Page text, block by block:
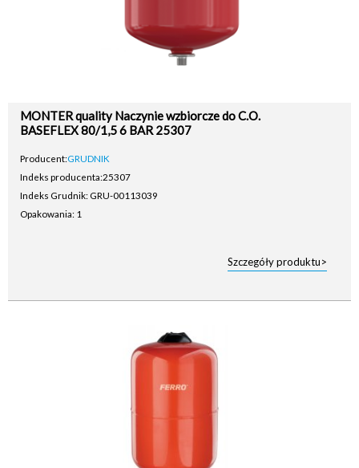
MONTER quality Naczynie wzbiorcze do C.O.
BASEFLEX 80/1,5 6 BAR 25307
Producent:GRUDNIK
Indeks producenta:25307
Indeks Grudnik: GRU-00113039
Opakowania: 1
Szczegóły produktu>